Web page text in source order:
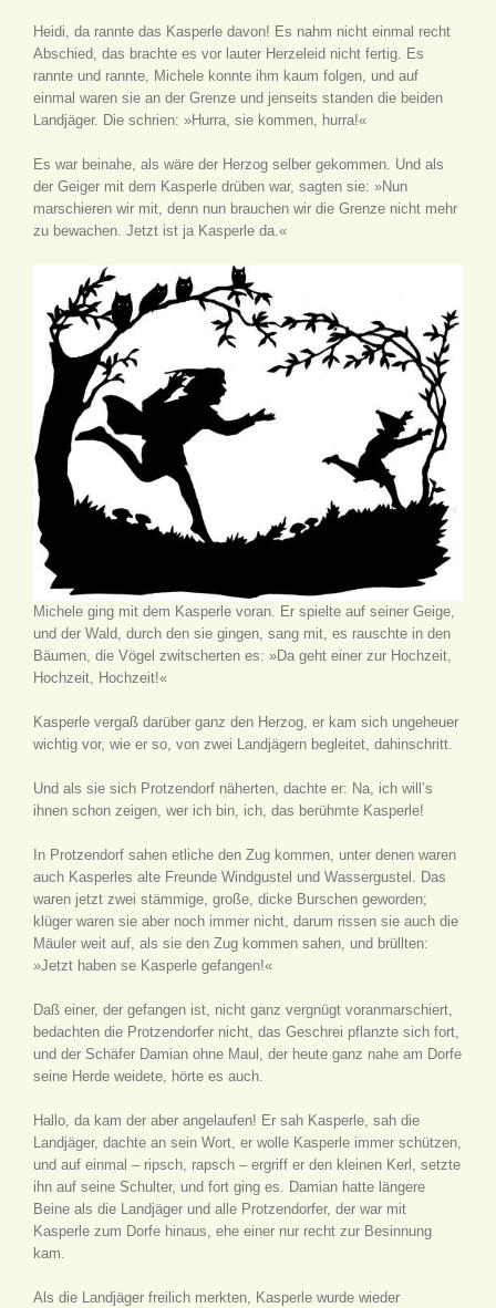
Heidi, da rannte das Kasperle davon! Es nahm nicht einmal recht
Abschied, das brachte es vor lauter Herzeleid nicht fertig. Es
rannte und rannte, Michele konnte ihm kaum folgen, und auf
einmal waren sie an der Grenze und jenseits standen die beiden
Landjäger. Die schrien: »Hurra, sie kommen, hurra!«
Es war beinahe, als wäre der Herzog selber gekommen. Und als
der Geiger mit dem Kasperle drüben war, sagten sie: »Nun
marschieren wir mit, denn nun brauchen wir die Grenze nicht mehr
zu bewachen. Jetzt ist ja Kasperle da.«
Michele ging mit dem Kasperle voran. Er spielte auf seiner Geige,
und der Wald, durch den sie gingen, sang mit, es rauschte in den
Bäumen, die Vögel zwitscherten es: »Da geht einer zur Hochzeit,
Hochzeit, Hochzeit!«
Kasperle vergaß darüber ganz den Herzog, er kam sich ungeheuer
wichtig vor, wie er so, von zwei Landjägern begleitet, dahinschritt.
Und als sie sich Protzendorf näherten, dachte er: Na, ich will’s
ihnen schon zeigen, wer ich bin, ich, das berühmte Kasperle!
In Protzendorf sahen etliche den Zug kommen, unter denen waren
auch Kasperles alte Freunde Windgustel und Wassergustel. Das
waren jetzt zwei stämmige, große, dicke Burschen geworden;
klüger waren sie aber noch immer nicht, darum rissen sie auch die
Mäuler weit auf, als sie den Zug kommen sahen, und brüllten:
»Jetzt haben se Kasperle gefangen!«
Daß einer, der gefangen ist, nicht ganz vergnügt voranmarschiert,
bedachten die Protzendorfer nicht, das Geschrei pflanzte sich fort,
und der Schäfer Damian ohne Maul, der heute ganz nahe am Dorfe
seine Herde weidete, hörte es auch.
Hallo, da kam der aber angelaufen! Er sah Kasperle, sah die
Landjäger, dachte an sein Wort, er wolle Kasperle immer schützen,
und auf einmal – ripsch, rapsch – ergriff er den kleinen Kerl, setzte
ihn auf seine Schulter, und fort ging es. Damian hatte längere
Beine als die Landjäger und alle Protzendorfer, der war mit
Kasperle zum Dorfe hinaus, ehe einer nur recht zur Besinnung
kam.
Als die Landjäger freilich merkten, Kasperle wurde wieder